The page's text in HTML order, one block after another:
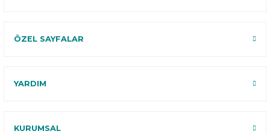
ÖZEL SAYFALAR
YARDIM
KURUMSAL